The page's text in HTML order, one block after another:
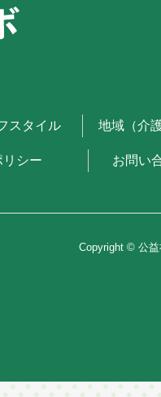
スタイル 地域（介護
シー お問い
Copyright © 公